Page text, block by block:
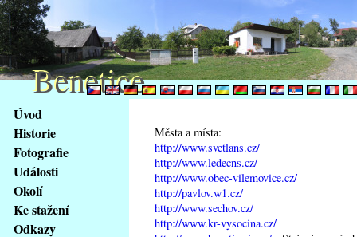
obsah
stránky
Klávesové
zkratky
tomto
webu
Úvod
Historie
Fotografie
Události
Okolí
Ke stažení
Odkazy
Města a místa:
http://www.svetlans.cz/
http://www.ledecns.cz/
http://www.obec-vilemovice.cz/
http://pavlov.w1.cz/
http://www.sechov.cz/
http://www.kr-vysocina.cz/
Benetice
Benetice